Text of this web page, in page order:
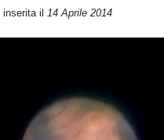
r
m
i
inserita il 14 Aprile 2014